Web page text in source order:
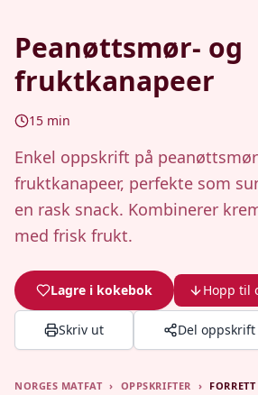
Peanøttsmør- og
fruktkanapeer
15 min
Enkel oppskrift på
fruktkanapeer, perfekte som
en rask snack. Kombinerer
med frisk frukt.
Lagre i kokebok Hopp til
Skriv ut Del oppskrift
NORGES MATFAT › OPPSKRIFTER › FORRETT